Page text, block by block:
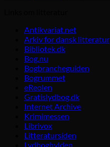
Antikvariat.net
Arkiv for dansk litteratur
Bibliotek.dk
Bog.nu
Bogbrancheguiden
Bogrummet
eReolen
Gratislydbog.dk
Internet Archive
Krimimessen
Librivox
Litteratursiden
Lydboghylden